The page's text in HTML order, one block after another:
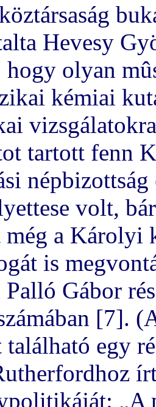
Hevesy
olyan
kémiai
tartott fenn
volt,
még a Károlyi
is
Gábor
[7].
egy
„A